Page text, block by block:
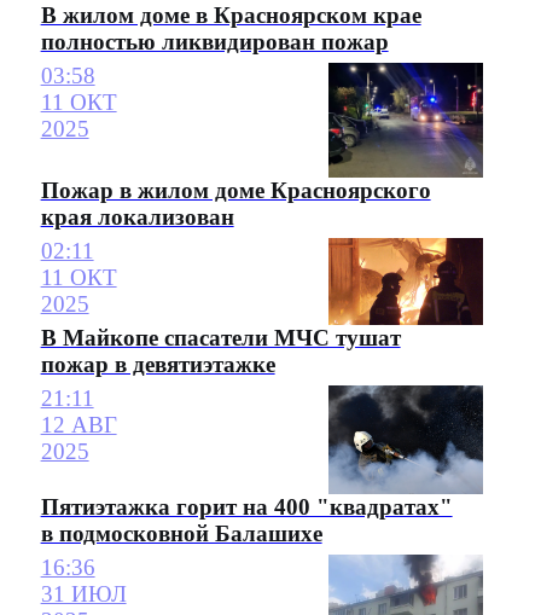
В жилом доме в Красноярском крае
полностью ликвидирован пожар
03:58
11 ОКТ
2025
Пожар в жилом доме Красноярского
края локализован
02:11
11 ОКТ
2025
В Майкопе спасатели МЧС тушат
пожар в девятиэтажке
21:11
12 АВГ
2025
Пятиэтажка горит на 400 "квадратах"
в подмосковной Балашихе
16:36
31 ИЮЛ